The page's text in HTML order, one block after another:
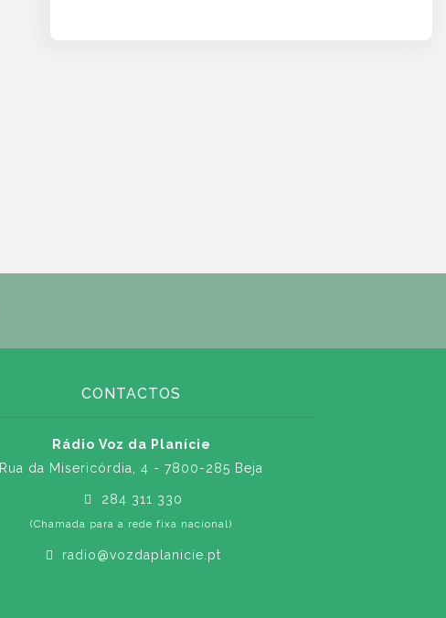
CONTACTOS
Rádio Voz da Planície
Rua da Misericórdia, 4 - 7800-285 Beja
284 311 330
(Chamada para a rede fixa nacional)
radio@vozdaplanicie.pt